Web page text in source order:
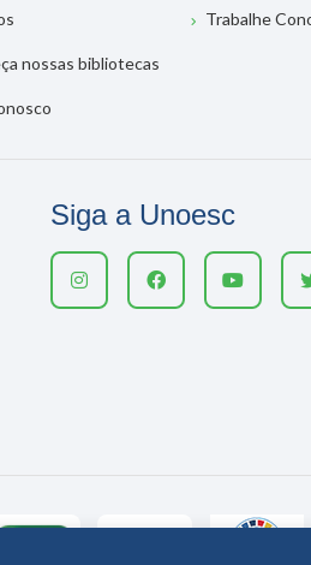
nossas bibliotecas
Trabalhe
Siga a Unoesc